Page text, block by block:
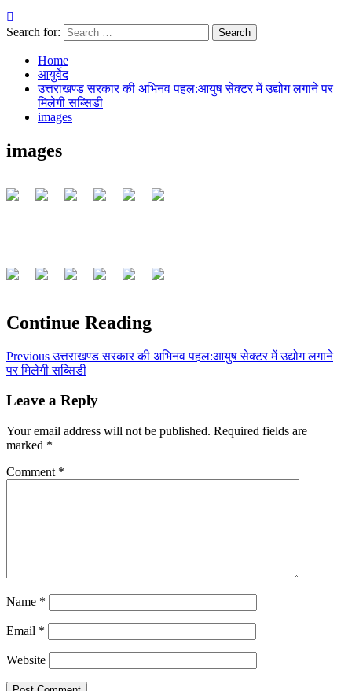
Search for:
Home
आयुर्वेद
उत्तराखण्ड सरकार की अभिनव पहल:आयुष सेक्टर में उद्योग लगाने पर
मिलेगी सब्सिडी
images
images
Continue Reading
Previousउत्तराखण्ड सरकार की अभिनव पहल:आयुष सेक्टर में उद्योग लगाने
पर मिलेगी सब्सिडी
Leave a Reply
Your email address will not be published. Required fields are
marked *
Comment *
Name *
Email *
Website